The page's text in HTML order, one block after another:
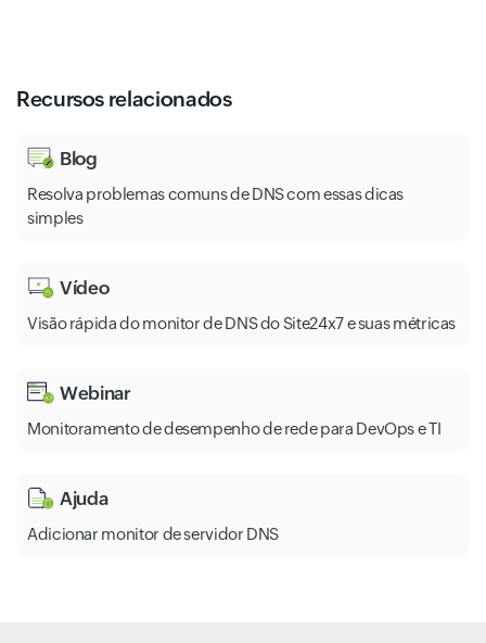
Recursos relacionados
Blog
Resolva problemas comuns de DNS com essas dicas
simples
Vídeo
Visão rápida do monitor de DNS do Site24x7 e suas métricas
Webinar
Monitoramento de desempenho de rede para DevOps e TI
Ajuda
Adicionar monitor de servidor DNS